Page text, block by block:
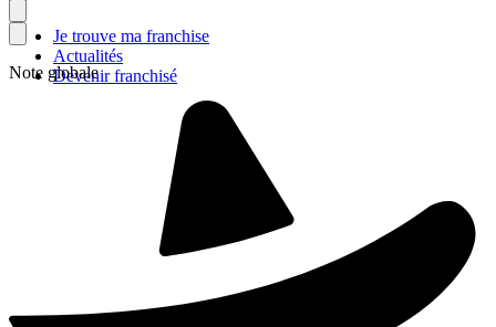
Je trouve ma franchise
Actualités
Devenir franchisé
Note globale